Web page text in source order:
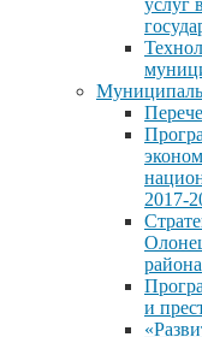
2017-
района
и